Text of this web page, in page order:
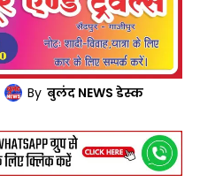
By बुलंद NEWS डेस्क